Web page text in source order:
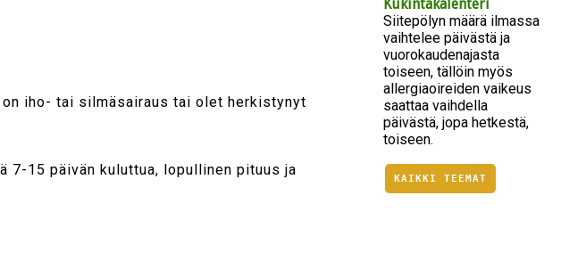
iho- tai silmäsairaus tai olet herkistynyt
15 päivän kuluttua, lopullinen pituus ja
Kukintakalenteri
Siitepölyn määrä ilmassa
vaihtelee päivästä ja
vuorokaudenajasta
toiseen, tällöin myös
allergiaoireiden vaikeus
saattaa vaihdella
päivästä, jopa hetkestä,
toiseen.
KAIKKI TEEMAT